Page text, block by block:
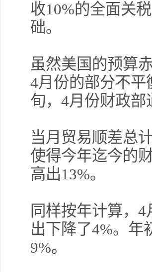
收10%的全面关
础。
虽然美国的预算
4月份的部分不
旬，4月份财政
当月贸易顺差总
使得今年迄今的
高出13%。
同样按年计算，
出下降了4%。年
9%。